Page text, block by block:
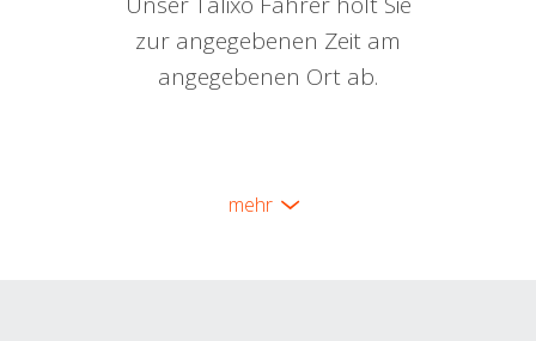
zur angegebenen Zeit am
angegebenen Ort ab.
mehr